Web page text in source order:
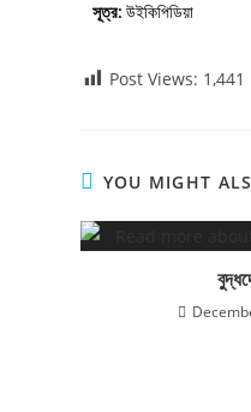
সূত্র: উইকিপিডিয়া
Post Views: 1,441
YOU MIGHT